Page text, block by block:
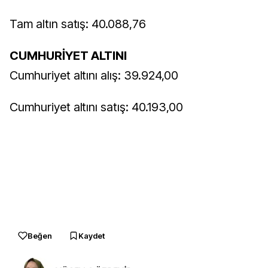
Tam altın satış: 40.088,76
CUMHURİYET ALTINI
Cumhuriyet altını alış: 39.924,00
Cumhuriyet altını satış: 40.193,00
Beğen Kaydet